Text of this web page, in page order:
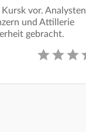
vor. Analysten
und Attillerie
gebracht.